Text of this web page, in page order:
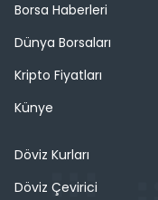
Borsa Haberleri
Dünya Borsaları
Kripto Fiyatları
Künye
Döviz Kurları
Döviz Çevirici